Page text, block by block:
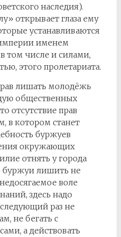
наследия).
открывает глаза ему
устанавливаются
именем
том числе и силами,
этого пролетариата.
лишать молодёжь
общественных
отсутствие прав
в котором станет
буржуев
окружающих
отнять у города
буржуи лишить не
воле
здесь надо
раз не
не бегать с
а действовать